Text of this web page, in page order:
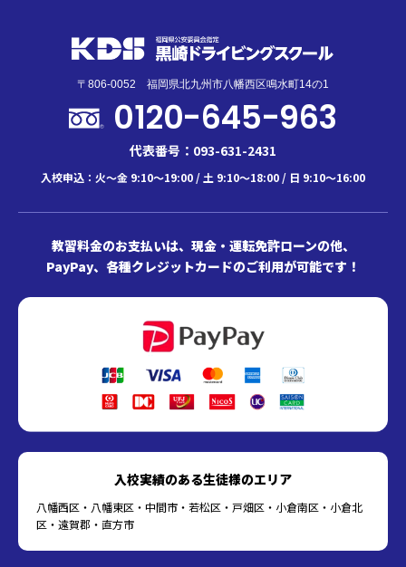
〒806-0052 福岡県北九州市八幡西区鳴水町14の1
0120-645-963
代表番号：093-631-2431
入校申込：火～金 9:10～19:00 / 土 9:10～18:00 / 日 9:10～16:00
教習料金のお支払いは、現金・運転免許ローンの他、
PayPay、各種クレジットカードのご利用が可能です！
入校実績のある生徒様のエリア
八幡西区・八幡東区・中間市・若松区・戸畑区・小倉南区・小倉北
区・遠賀郡・直方市